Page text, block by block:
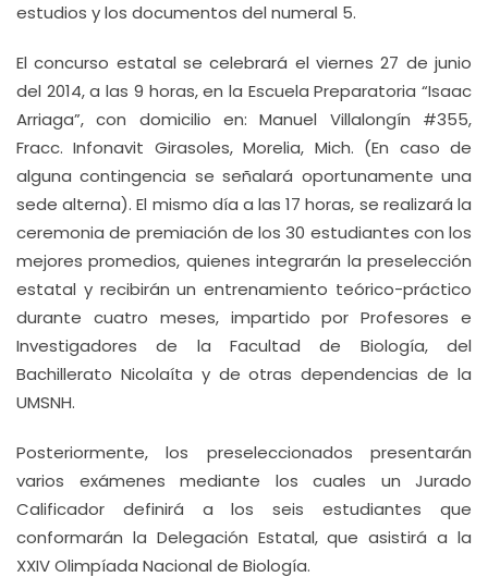
estudios y los documentos del numeral 5.
El concurso estatal se celebrará el viernes 27 de junio
del 2014, a las 9 horas, en la Escuela Preparatoria “Isaac
Arriaga”, con domicilio en: Manuel Villalongín #355,
Fracc. Infonavit Girasoles, Morelia, Mich. (En caso de
alguna contingencia se señalará oportunamente una
sede alterna). El mismo día a las 17 horas, se realizará la
ceremonia de premiación de los 30 estudiantes con los
mejores promedios, quienes integrarán la preselección
estatal y recibirán un entrenamiento teórico-práctico
durante cuatro meses, impartido por Profesores e
Investigadores de la Facultad de Biología, del
Bachillerato Nicolaíta y de otras dependencias de la
UMSNH.
Posteriormente, los preseleccionados presentarán
varios exámenes mediante los cuales un Jurado
Calificador definirá a los seis estudiantes que
conformarán la Delegación Estatal, que asistirá a la
XXIV Olimpíada Nacional de Biología.